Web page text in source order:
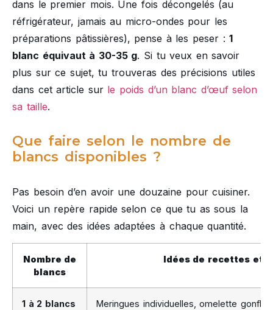
dans le premier mois. Une fois décongelés (au
réfrigérateur, jamais au micro-ondes pour les
préparations pâtissières), pense à les peser :1
blanc équivaut à 30-35 g. Si tu veux en savoir
plus sur ce sujet, tu trouveras des précisions utiles
dans cet article sur le poids d’un blanc d’œuf selon
sa taille.
Que faire selon le nombre de
blancs disponibles ?
Pas besoin d’en avoir une douzaine pour cuisiner.
Voici un repère rapide selon ce que tu as sous la
main, avec des idées adaptées à chaque quantité.
Nombre de
blancs
Idées de recettes et
1 à 2 blancs
Meringues individuelles, omelette